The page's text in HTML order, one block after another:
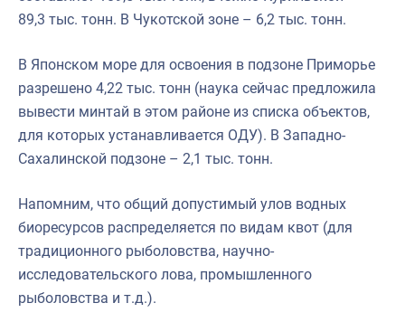
89,3 тыс. тонн. В Чукотской зоне – 6,2 тыс. тонн.
В Японском море для освоения в подзоне Приморье
разрешено 4,22 тыс. тонн (наука сейчас предложила
вывести минтай в этом районе из списка объектов,
для которых устанавливается ОДУ). В Западно-
Сахалинской подзоне – 2,1 тыс. тонн.
Напомним, что общий допустимый улов водных
биоресурсов распределяется по видам квот (для
традиционного рыболовства, научно-
исследовательского лова, промышленного
рыболовства и т.д.).